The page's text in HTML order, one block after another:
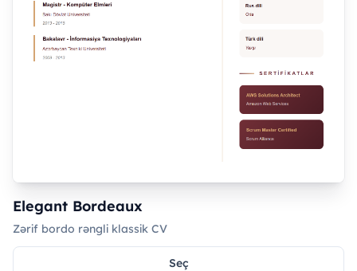
Elegant Bordeaux
Zərif bordo rəngli klassik CV
Seç